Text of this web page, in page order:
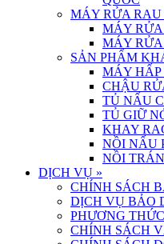
MÁY RỬA RAU
MÁY
MÁY RỬA
SẢN PHẨM
MÁY HẤP
CHẬU
TỦ NẤU
TỦ GIỮ
KHAY
NỒI NẤU
NỒI
DỊCH VỤ »
CHÍNH SÁCH
DỊCH VỤ BẢO
PHƯƠNG
CHÍNH SÁCH